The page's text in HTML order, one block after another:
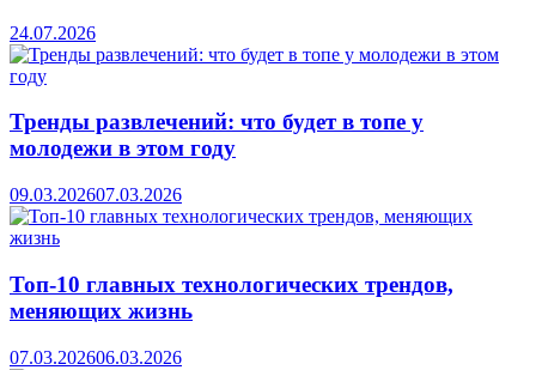
24.07.2026
Тренды развлечений: что будет в топе у
молодежи в этом году
09.03.202607.03.2026
Топ-10 главных технологических трендов,
меняющих жизнь
07.03.202606.03.2026